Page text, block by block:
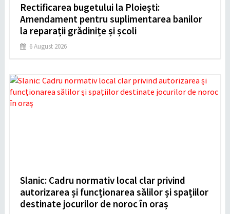
Rectificarea bugetului la Ploiești:
Amendament pentru suplimentarea banilor
la reparații grădinițe și școli
6 August 2026
Slanic: Cadru normativ local clar privind
autorizarea și funcționarea sălilor și spațiilor
destinate jocurilor de noroc în oraș